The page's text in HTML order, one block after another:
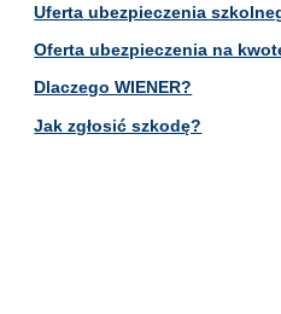
Uferta ubezpieczenia
Oferta ubezpieczenia na
Dlaczego WIENER?
Jak zgłosić szkodę?